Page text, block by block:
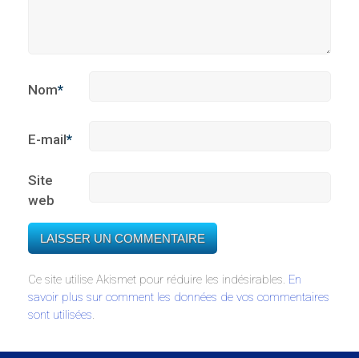
Nom*
E-mail*
Site
web
Ce site utilise Akismet pour réduire les indésirables. En
savoir plus sur comment les données de vos commentaires
sont utilisées.